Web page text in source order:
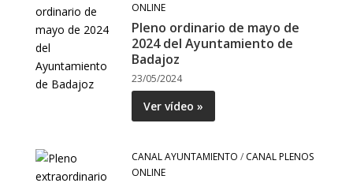
ONLINE
Pleno ordinario de mayo de
2024 del Ayuntamiento de
Badajoz
23/05/2024
Ver vídeo »
CANAL AYUNTAMIENTO / CANAL PLENOS
ONLINE